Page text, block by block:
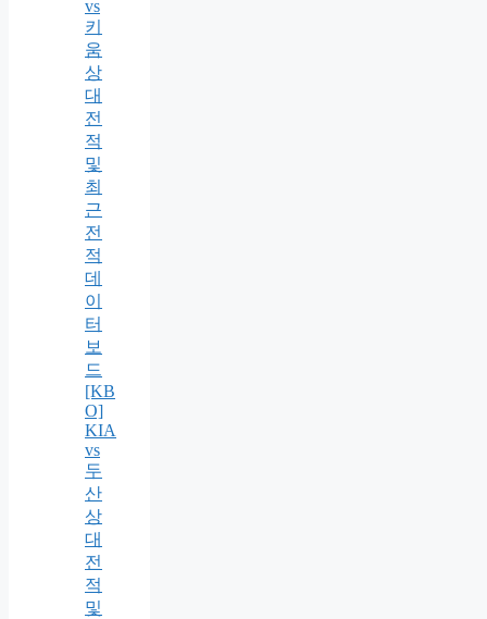
vs
키
움
상
대
전
적
및
최
근
전
적
데
이
터
보
드
[KB
O]
KIA
vs
두
산
상
대
전
적
및